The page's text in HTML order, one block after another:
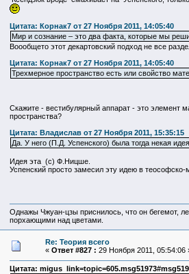
Цитата: Корнак7 от 27 Ноября 2011, 14:05:40
Мир и сознание – это два факта, которые мы
Воообщето этот декартовский подход не все
Цитата: Корнак7 от 27 Ноября 2011, 14:05:40
Трехмерное пространство есть или свойство
Скажите - вестибулярный аппарат - это элемент
пространства?
Цитата: Владислав от 27 Ноября 2011, 15:35:15
Да. У него (П.Д. Успенского) была тогда некая
Идея эта (с) Ф.Ницше.
Успенский просто замесил эту идею в теософско-
Однажы Чжуан-цзы приснилось, что он бегемот,
порхающими над цветами.
Re: Теория всего
« Ответ #827 : 29 Ноября 2011, 05:54:06
Цитата: migus